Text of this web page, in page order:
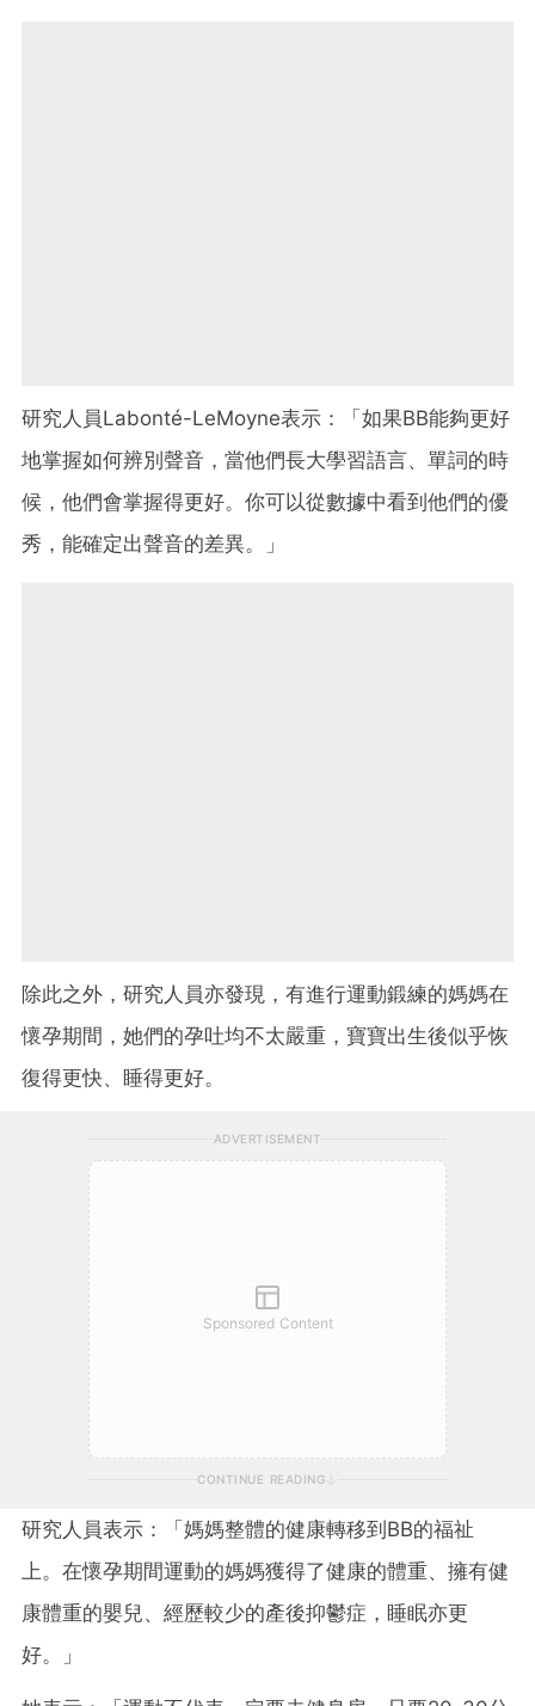
研究人員Labonté-LeMoyne表示：「如果BB能夠更好
地掌握如何辨別聲音，當他們長大學習語言、單詞的時
候，他們會掌握得更好。你可以從數據中看到他們的優
秀，能確定出聲音的差異。」
除此之外，研究人員亦發現，有進行運動鍛練的媽媽在
懷孕期間，她們的孕吐均不太嚴重，寶寶出生後似乎恢
復得更快、睡得更好。
ADVERTISEMENT
Sponsored Content
CONTINUE READING
研究人員表示：「媽媽整體的健康轉移到BB的福祉
上。在懷孕期間運動的媽媽獲得了健康的體重、擁有健
康體重的嬰兒、經歷較少的產後抑鬱症，睡眠亦更
好。」